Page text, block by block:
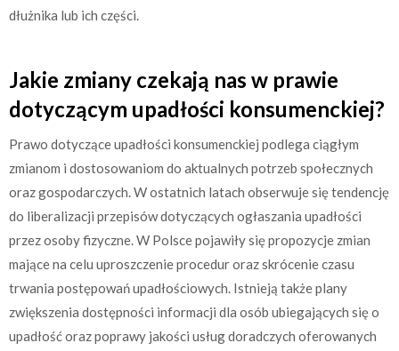
dłużnika lub ich części.
Jakie zmiany czekają nas w prawie
dotyczącym upadłości konsumenckiej?
Prawo dotyczące upadłości konsumenckiej podlega ciągłym
zmianom i dostosowaniom do aktualnych potrzeb społecznych
oraz gospodarczych. W ostatnich latach obserwuje się tendencję
do liberalizacji przepisów dotyczących ogłaszania upadłości
przez osoby fizyczne. W Polsce pojawiły się propozycje zmian
mające na celu uproszczenie procedur oraz skrócenie czasu
trwania postępowań upadłościowych. Istnieją także plany
zwiększenia dostępności informacji dla osób ubiegających się o
upadłość oraz poprawy jakości usług doradczych oferowanych